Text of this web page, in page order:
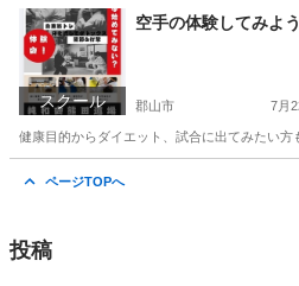
福島 郡山市 その他 お茶
スクール
空手の体験してみよ
郡山市 7月
健康目的からダイエット、試合に出てみたい
ページTOPへ
投稿